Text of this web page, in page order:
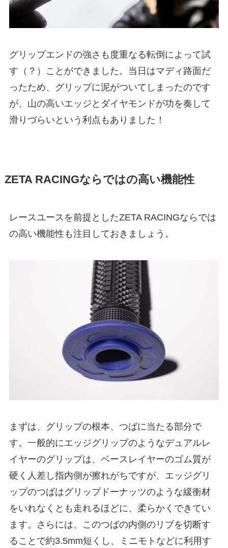
グリップエンドの強さも度重なる転倒によって試
す（？）ことができました。当日はマディ路面だ
ったため、グリップに泥がついてしまったのです
が、山の高いエッジとダイヤモンドが功を奏して
滑りづらいという利点もありました！
ZETA RACINGならではの高い機能性
レースユースを前提としたZETA RACINGならでは
の高い機能性も注目しておきましょう。
まずは、グリップの根本、つばに当たる部分で
す。一般的にエッジグリップのようなデュアルレ
イヤーのグリップは、ベースレイヤーのゴム質が
硬く人差し指内側が擦れがちですが、エッジグリ
ップのつばはグリップドーナッツのような緩衝材
をいれなくとも走れるほどに、柔らかくできてい
ます。さらには、このつばの内側のリブを切断す
ることで約3.5mm短くし、ミニモトなどに利用す